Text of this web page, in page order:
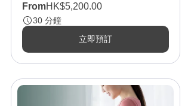
FromHK$5,200.00
30 分鐘
立即預訂